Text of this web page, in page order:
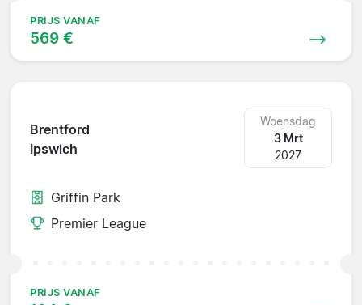
PRIJS VANAF
569 €
Brentford
Ipswich
Woensdag
3 Mrt
2027
Griffin Park
Premier League
PRIJS VANAF